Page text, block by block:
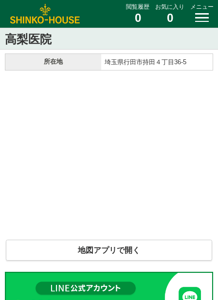
閲覧履歴
0
お気に入り
0
メニュー
高梨医院
所在地 埼玉県行田市持田４丁目36-5
地図アプリで開く